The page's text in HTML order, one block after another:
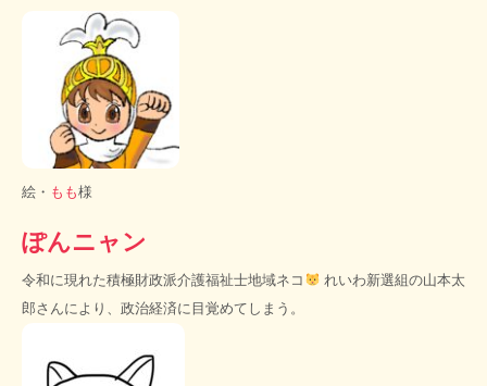
絵・ もも様
ぽんニャン
令和に現れた積極財政派介護福祉士地域ネコ
れいわ新選組の山本太
郎さんにより、政治経済に目覚めてしまう。